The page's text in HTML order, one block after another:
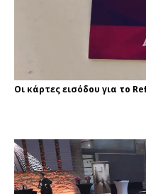
Οι κάρτες εισόδου για το